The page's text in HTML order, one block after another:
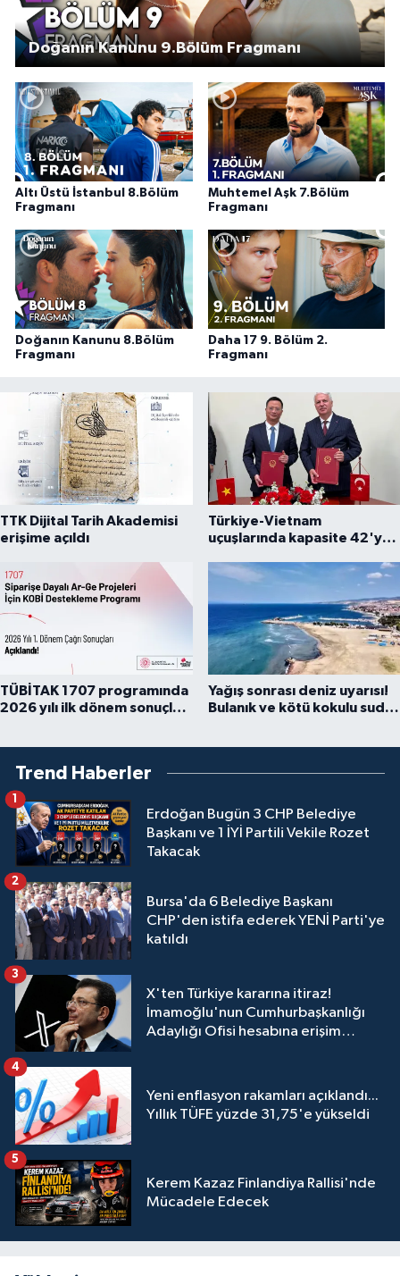
Doğanın Kanunu 9.Bölüm Fragmanı
Altı Üstü İstanbul 8.Bölüm
Fragmanı
Muhtemel Aşk 7.Bölüm
Fragmanı
Doğanın Kanunu 8.Bölüm
Fragmanı
Daha 17 9. Bölüm 2.
Fragmanı
TTK Dijital Tarih Akademisi
erişime açıldı
Türkiye-Vietnam
uçuşlarında kapasite 42'ye
TÜBİTAK 1707 programında
2026 yılı ilk dönem sonuçları
Yağış sonrası deniz uyarısı!
Bulanık ve kötü kokulu suda
Trend Haberler
Erdoğan Bugün 3 CHP Belediye
Başkanı ve 1 İYİ Partili Vekile Rozet
Takacak
1
Bursa'da 6 Belediye Başkanı
CHP'den istifa ederek YENİ Parti'ye
katıldı
2
X'ten Türkiye kararına itiraz!
İmamoğlu'nun Cumhurbaşkanlığı
Adaylığı Ofisi hesabına erişim
3
Yeni enflasyon rakamları açıklandı...
Yıllık TÜFE yüzde 31,75'e yükseldi
4
Kerem Kazaz Finlandiya Rallisi'nde
Mücadele Edecek
5